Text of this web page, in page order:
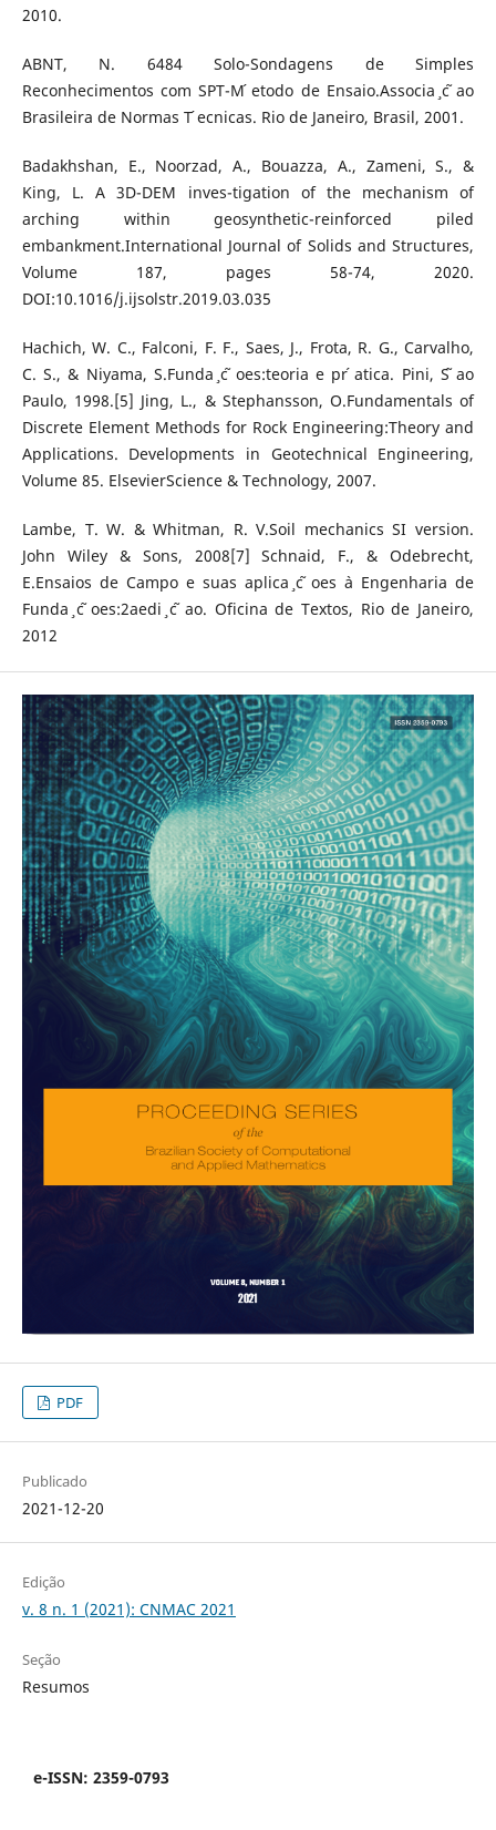
2010.
ABNT, N. 6484 Solo-Sondagens de Simples
Reconhecimentos com SPT-M ́etodo de Ensaio.Associa ̧c ̃ao
Brasileira de Normas T ́ecnicas. Rio de Janeiro, Brasil, 2001.
Badakhshan, E., Noorzad, A., Bouazza, A., Zameni, S., &
King, L. A 3D-DEM inves-tigation of the mechanism of
arching within geosynthetic-reinforced piled
embankment.International Journal of Solids and Structures,
Volume 187, pages 58-74, 2020.
DOI:10.1016/j.ijsolstr.2019.03.035
Hachich, W. C., Falconi, F. F., Saes, J., Frota, R. G., Carvalho,
C. S., & Niyama, S.Funda ̧c ̃oes:teoria e pr ́atica. Pini, S ̃ao
Paulo, 1998.[5] Jing, L., & Stephansson, O.Fundamentals of
Discrete Element Methods for Rock Engineering:Theory and
Applications. Developments in Geotechnical Engineering,
Volume 85. ElsevierScience & Technology, 2007.
Lambe, T. W. & Whitman, R. V.Soil mechanics SI version.
John Wiley & Sons, 2008[7] Schnaid, F., & Odebrecht,
E.Ensaios de Campo e suas aplica ̧c ̃oes `a Engenharia de
Funda ̧c ̃oes:2aedi ̧c ̃ao. Oficina de Textos, Rio de Janeiro,
2012
PDF
Publicado
2021-12-20
Edição
v. 8 n. 1 (2021): CNMAC 2021
Seção
Resumos
e-ISSN: 2359-0793